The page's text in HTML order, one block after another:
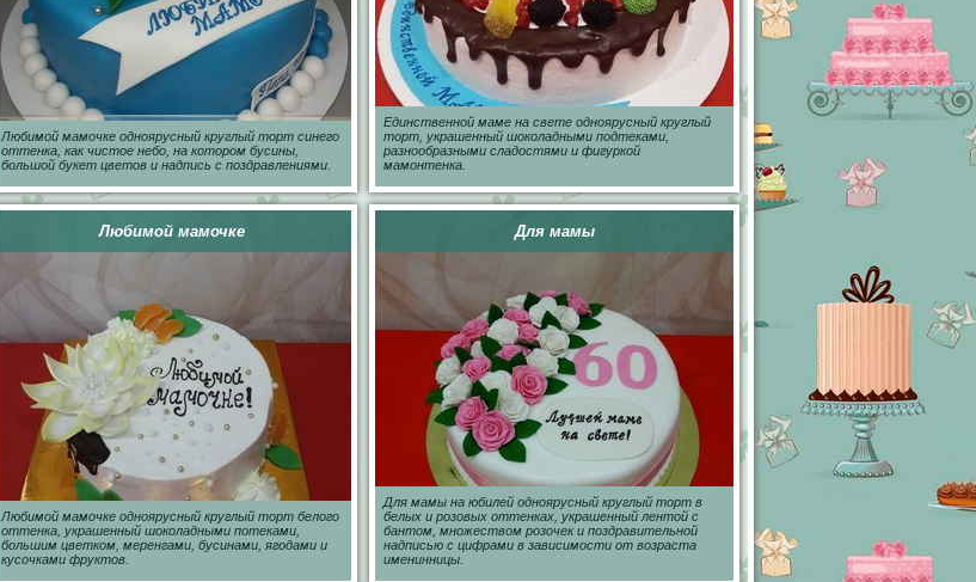
Любимой мамочке одноярусный круглый торт синего
оттенка, как чистое небо, на котором бусины,
большой букет цветов и надпись с поздравлениями.
Единственной маме на свете одноярусный круглый
торт, украшенный шоколадными подтеками,
разнообразными сладостями и фигуркой
мамонтенка.
Любимой мамочке
Любимой мамочке одноярусный круглый торт белого
оттенка, украшенный шоколадными потеками,
большим цветком, меренгами, бусинами, ягодами и
кусочками фруктов.
Для мамы
Для мамы на юбилей одноярусный круглый торт в
белых и розовых оттенках, украшенный лентой с
бантом, множеством розочек и поздравительной
надписью с цифрами в зависимости от возраста
именинницы.